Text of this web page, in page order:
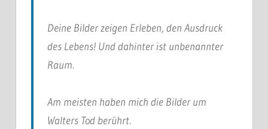
Deine Bilder zeigen Erleben, den Ausdruck
des Lebens! Und dahinter ist unbenannter
Raum.
Am meisten haben mich die Bilder um
Walters Tod berührt.